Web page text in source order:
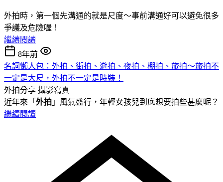
外拍時，第一個先溝通的就是尺度～事前溝通好可以避免很多
爭議及危險喔！
繼續閱讀
8年前
名詞懶人包：外拍、街拍、遊拍、夜拍、棚拍、旅拍～旅拍不
一定是大尺，外拍不一定是時裝！
外拍分享 攝影寫真
近年來「 外拍 」風氣盛行，年輕女孩兒到底想要拍些甚麼呢？
繼續閱讀